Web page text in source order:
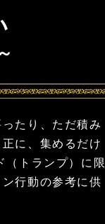
たり、ただ積み
に、集めるだけ
（トランプ）に限
行動の参考に供